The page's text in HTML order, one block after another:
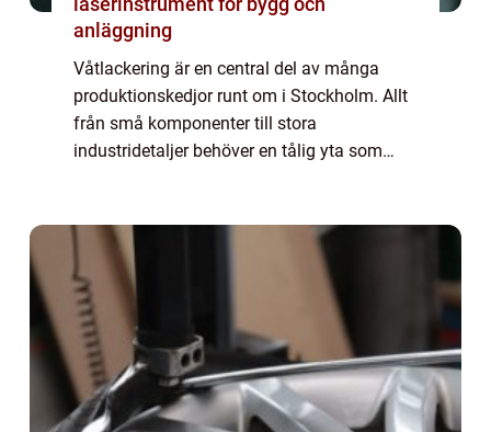
anläggning
Våtlackering är en central del av många
produktionskedjor runt om i Stockholm. Allt
från små komponenter till stora
industridetaljer behöver en tålig yta som